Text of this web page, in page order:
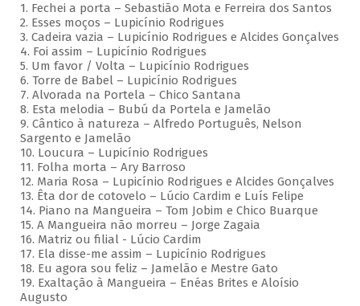
1. Fechei a porta – Sebastião Mota e Ferreira dos Santos
2. Esses moços – Lupicínio Rodrigues
3. Cadeira vazia – Lupicínio Rodrigues e Alcides Gonçalves
4. Foi assim – Lupicínio Rodrigues
5. Um favor / Volta – Lupicínio Rodrigues
6. Torre de Babel – Lupicínio Rodrigues
7. Alvorada na Portela – Chico Santana
8. Esta melodia – Bubú da Portela e Jamelão
9. Cântico à natureza – Alfredo Português, Nelson
Sargento e Jamelão
10. Loucura – Lupicínio Rodrigues
11. Folha morta – Ary Barroso
12. Maria Rosa – Lupicínio Rodrigues e Alcides Gonçalves
13. Êta dor de cotovelo – Lúcio Cardim e Luís Felipe
14. Piano na Mangueira – Tom Jobim e Chico Buarque
15. A Mangueira não morreu – Jorge Zagaia
16. Matriz ou filial - Lúcio Cardim
17. Ela disse-me assim – Lupicínio Rodrigues
18. Eu agora sou feliz – Jamelão e Mestre Gato
19. Exaltação à Mangueira – Enéas Brites e Aloísio
Augusto